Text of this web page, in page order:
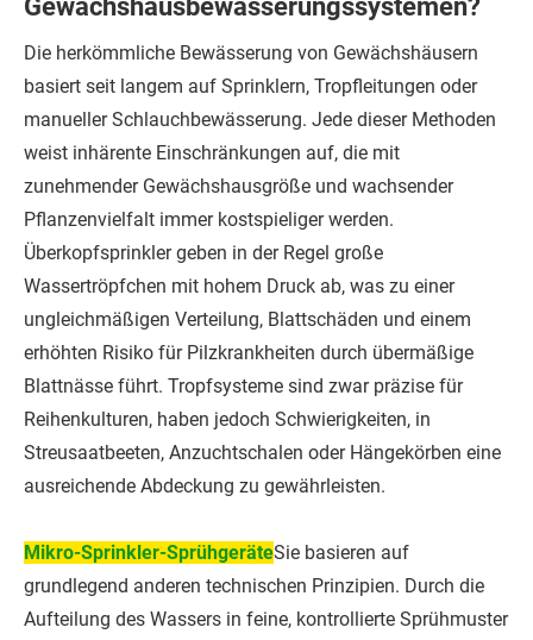
Gewächshausbewässerungssystemen?
Die herkömmliche Bewässerung von Gewächshäusern
basiert seit langem auf Sprinklern, Tropfleitungen oder
manueller Schlauchbewässerung. Jede dieser Methoden
weist inhärente Einschränkungen auf, die mit
zunehmender Gewächshausgröße und wachsender
Pflanzenvielfalt immer kostspieliger werden.
Überkopfsprinkler geben in der Regel große
Wassertröpfchen mit hohem Druck ab, was zu einer
ungleichmäßigen Verteilung, Blattschäden und einem
erhöhten Risiko für Pilzkrankheiten durch übermäßige
Blattnässe führt. Tropfsysteme sind zwar präzise für
Reihenkulturen, haben jedoch Schwierigkeiten, in
Streusaatbeeten, Anzuchtschalen oder Hängekörben eine
ausreichende Abdeckung zu gewährleisten.
Mikro-Sprinkler-SprühgeräteSie basieren auf
grundlegend anderen technischen Prinzipien. Durch die
Aufteilung des Wassers in feine, kontrollierte Sprühmuster